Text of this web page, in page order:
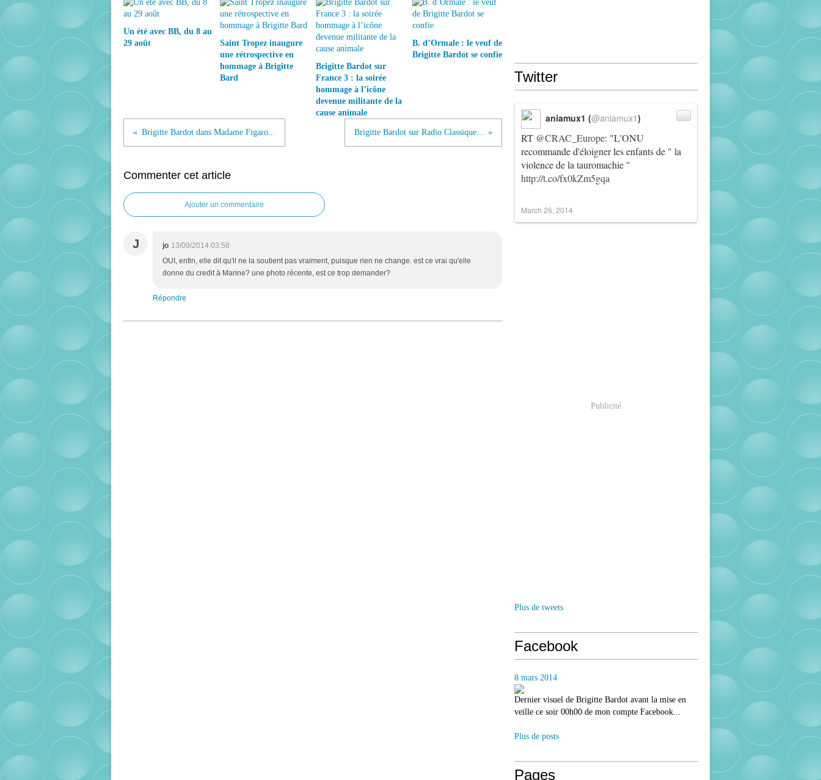
Un été avec BB, du 8 au
29 août
Saint Tropez inaugure
une rétrospective en
hommage à Brigitte
Bard
Brigitte Bardot sur
France 3 : la soirée
hommage à l’icône
devenue militante de la
cause animale
B. d’Ormale : le veuf de
Brigitte Bardot se confie
Brigitte Bardot dans Madame Figaro... Brigitte Bardot sur Radio Classique...
Commenter cet article
Ajouter un commentaire
J jo 13/09/2014 03:58
OUI, enfin, elle dit qu'il ne la soutient pas vraiment, puisque rien ne change. est ce vrai qu'elle
donne du credit à Marine? une photo récente, est ce trop demander?
Répondre
Twitter
RT @CRAC_Europe: "L'ONU
recommande d'éloigner les enfants de " la
violence de la tauromachie "
http://t.co/fx0kZm5gqa
aniamux1 (@aniamux1)
March 26, 2014
Publicité
Plus de tweets
Facebook
8 mars 2014
Dernier visuel de Brigitte Bardot avant la mise en
veille ce soir 00h00 de mon compte Facebook...
Plus de posts
Pages